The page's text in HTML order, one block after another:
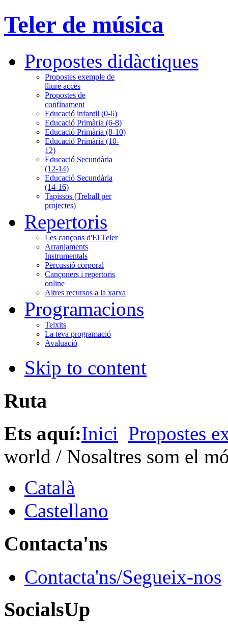
Teler de música
Propostes didàctiques
Propostes exemple de
lliure accés
Propostes de
confinament
Educació infantil (0-6)
Educació Primària (6-8)
Educació Primària (8-10)
Educació Primària (10-
12)
Educació Secundària
(12-14)
Educació Secundària
(14-16)
Tapissos (Treball per
projectes)
Repertoris
Les cançons d'El Teler
Arranjaments
Instrumentals
Percussió corporal
Cançoners i repertoris
online
Altres recursos a la xarxa
Programacions
Teixits
La teva programació
Avaluació
Skip to content
Ruta
Ets aquí:Inici Propostes
world / Nosaltres som el
Català
Castellano
Contacta'ns
Contacta'ns/Segueix-nos
SocialsUp